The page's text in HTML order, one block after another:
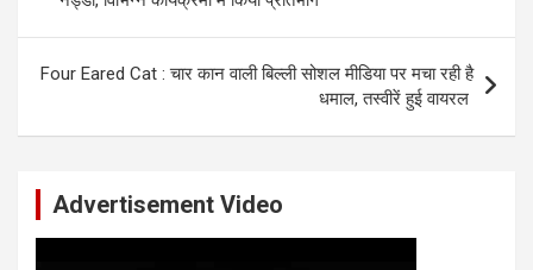
Four Eared Cat : चार कान वाली बिल्ली सोशल मीडिया पर मचा रही है
धमाल, तस्वीरें हुई वायरल
Advertisement Video